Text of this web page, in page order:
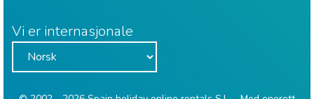
Vi er internasjonale